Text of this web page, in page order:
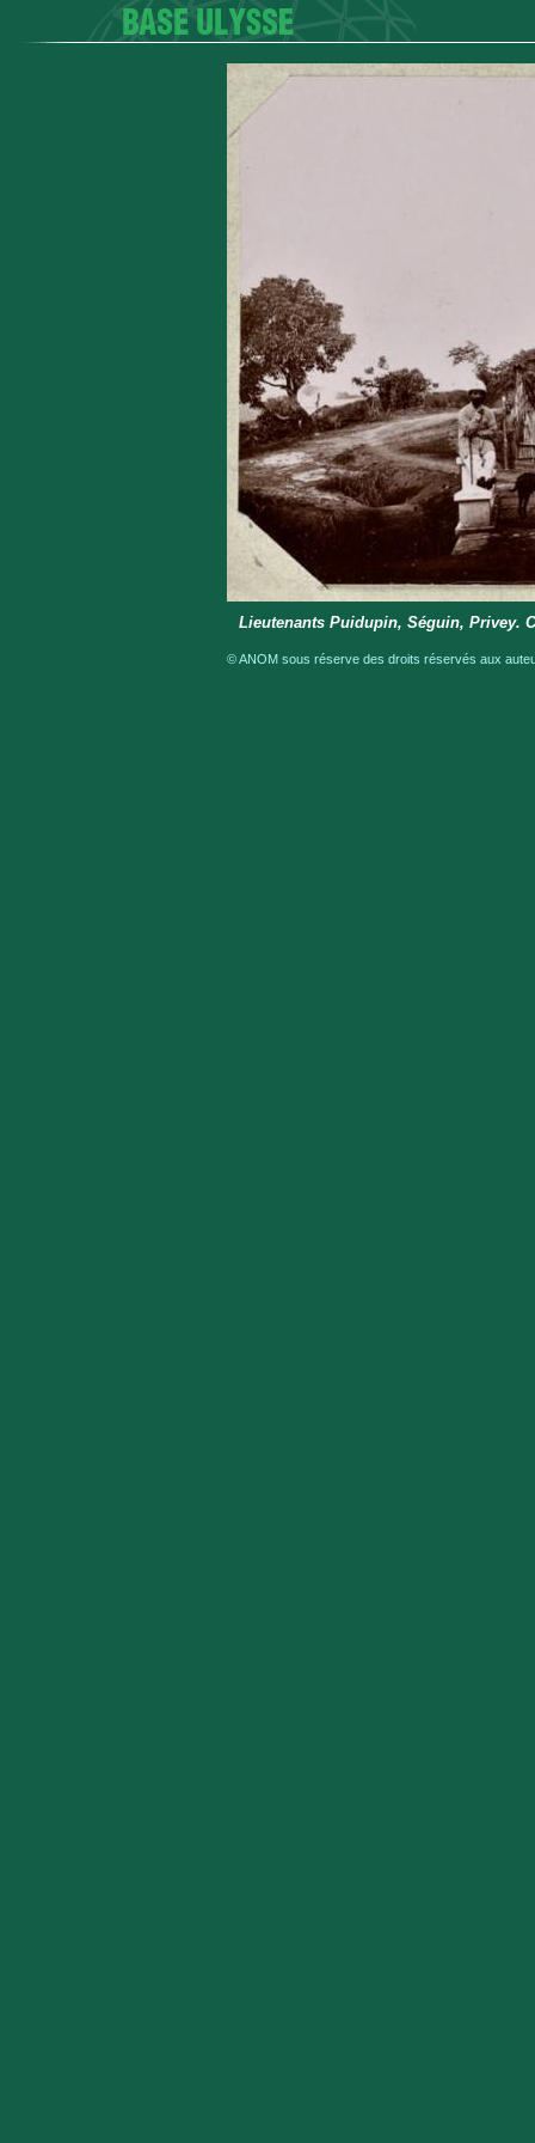
Lieutenants Puidupin, Séguin, Privey.
© ANOM sous réserve des droits réservés aux